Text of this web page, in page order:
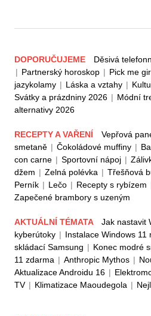
DOPORUČUJEME Děsivá
| Partnerský horoskop | Pick me
jazykolamy | Láska a vztahy |
Svátky a prázdniny 2026 | Módní
alternativy 2026
RECEPTY A VAŘENÍ Vepřová
smetaně | Čokoládové muffiny |
con carne | Sportovní nápoj |
džem | Zelná polévka | Třešňová
Perník | Lečo | Recepty s rybízem
Zapečené brambory s uzeným
AKTUÁLNÍ TÉMATA Jak nastavit
kyberútoky | Instalace Windows
skládací Samsung | Konec modré
11 zdarma | Anthropic Mythos |
Aktualizace Androidu 16 |
TV | Klimatizace Maoudegola |